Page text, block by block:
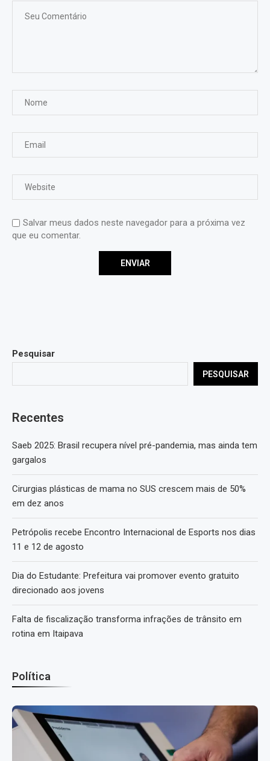
Salvar meus dados neste navegador para a próxima vez
que eu comentar.
Pesquisar
PESQUISAR
Recentes
Saeb 2025: Brasil recupera nível pré-pandemia, mas ainda tem
gargalos
Cirurgias plásticas de mama no SUS crescem mais de 50%
em dez anos
Petrópolis recebe Encontro Internacional de Esports nos dias
11 e 12 de agosto
Dia do Estudante: Prefeitura vai promover evento gratuito
direcionado aos jovens
Falta de fiscalização transforma infrações de trânsito em
rotina em Itaipava
Política